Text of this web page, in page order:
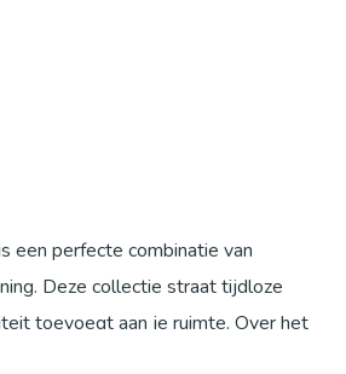
een perfecte combinatie van
Deze collectie straat tijdloze
toevoegt aan je ruimte. Over het